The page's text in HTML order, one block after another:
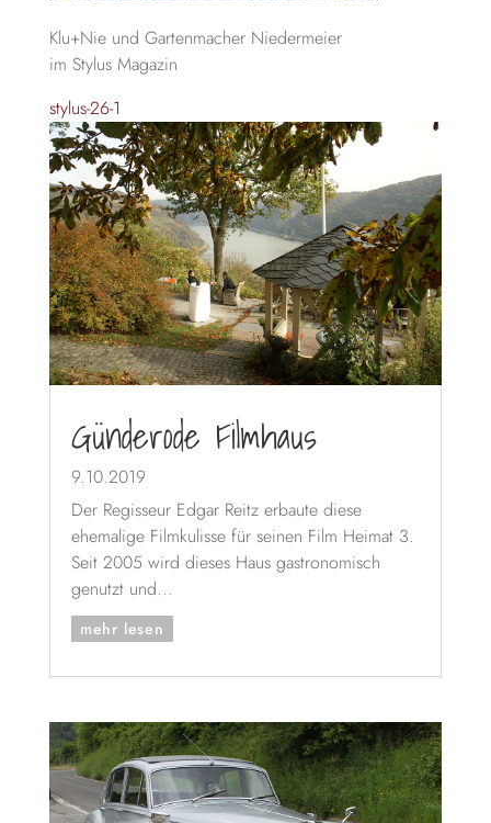
Klu+Nie und Gartenmacher Niedermeier
im Stylus Magazin
stylus-26-1
Günderode Filmhaus
9.10.2019
Der Regisseur Edgar Reitz erbaute diese
ehemalige Filmkulisse für seinen Film Heimat 3.
Seit 2005 wird dieses Haus gastronomisch
genutzt und...
mehr lesen